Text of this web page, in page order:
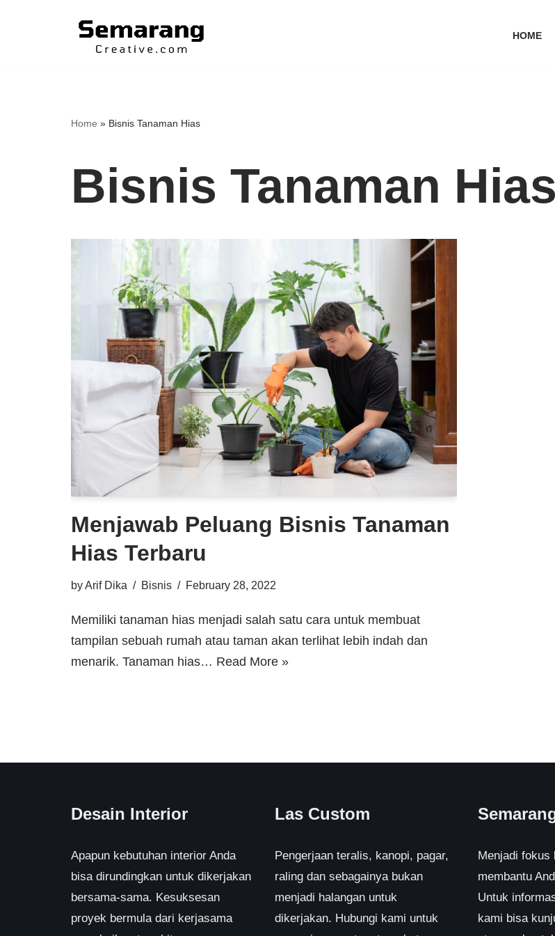
HOME
Home » Bisnis Tanaman Hias
Bisnis Tanaman Hias
Menjawab Peluang Bisnis Tanaman
Hias Terbaru
byArif Dika Bisnis February 28, 2022
Memiliki tanaman hias menjadi salah satu cara untuk membuat
tampilan sebuah rumah atau taman akan terlihat lebih indah dan
menarik. Tanaman hias… Read More »
Desain Interior
Apapun kebutuhan interior Anda
bisa dirundingkan untuk dikerjakan
bersama-sama. Kesuksesan
proyek bermula dari kerjasama
Las Custom
Pengerjaan teralis, kanopi, pagar,
raling dan sebagainya bukan
menjadi halangan untuk
dikerjakan. Hubungi kami untuk
Menjadi fokus
membantu
Untuk
kami bisa